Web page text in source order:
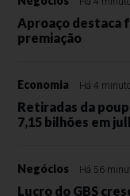
Aproaço destaca
premiação
Economia Há 4
Retiradas da
7,15 bilhões em
Negócios Há 56
Lucro do GBS